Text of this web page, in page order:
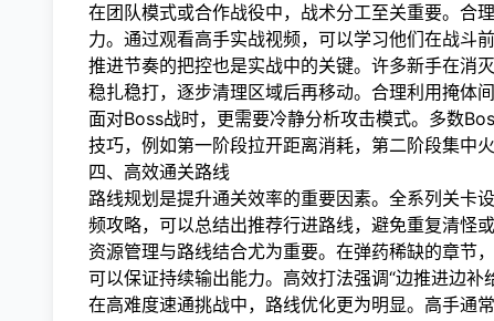
在团队模式或合作战役中，战术分工至关重要。合
力。通过观看高手实战视频，可以学习他们在战斗
推进节奏的把控也是实战中的关键。许多新手在消
稳扎稳打，逐步清理区域后再移动。合理利用掩体
面对Boss战时，更需要冷静分析攻击模式。多数
技巧，例如第一阶段拉开距离消耗，第二阶段集中
四、高效通关路线
路线规划是提升通关效率的重要因素。全系列关卡
频攻略，可以总结出推荐行进路线，避免重复清怪或
资源管理与路线结合尤为重要。在弹药稀缺的章节
可以保证持续输出能力。高效打法强调“边推进边补
在高难度速通挑战中，路线优化更为明显。高手通